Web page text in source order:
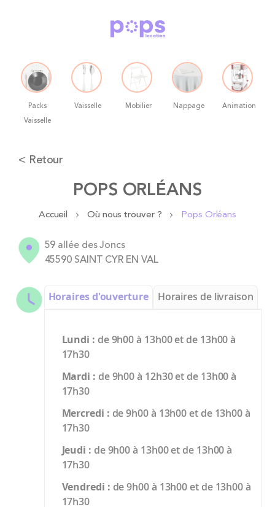
Packs
Vaisselle
Vaisselle Mobilier Nappage Animation
Allez
< Retour
POPS ORLÉANS
Accueil Où nous trouver ? Pops Orléans
59 allée des Joncs
45590 SAINT CYR EN VAL
Horaires d'ouverture Horaires de livraison
Lundi : de 9h00 à 13h00 et de 13h00 à
17h30
Mardi : de 9h00 à 12h30 et de 13h00 à
17h30
Mercredi : de 9h00 à 13h00 et de 13h00 à
17h30
Jeudi : de 9h00 à 13h00 et de 13h00 à
17h30
Vendredi : de 9h00 à 13h00 et de 13h00 à
17h30